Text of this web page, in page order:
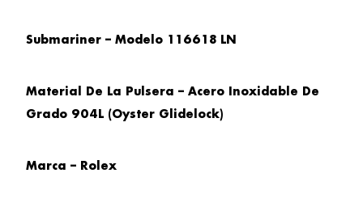
Submariner – Modelo 116618 LN
Material De La Pulsera – Acero Inoxidable De
Grado 904L (Oyster Glidelock)
Marca – Rolex